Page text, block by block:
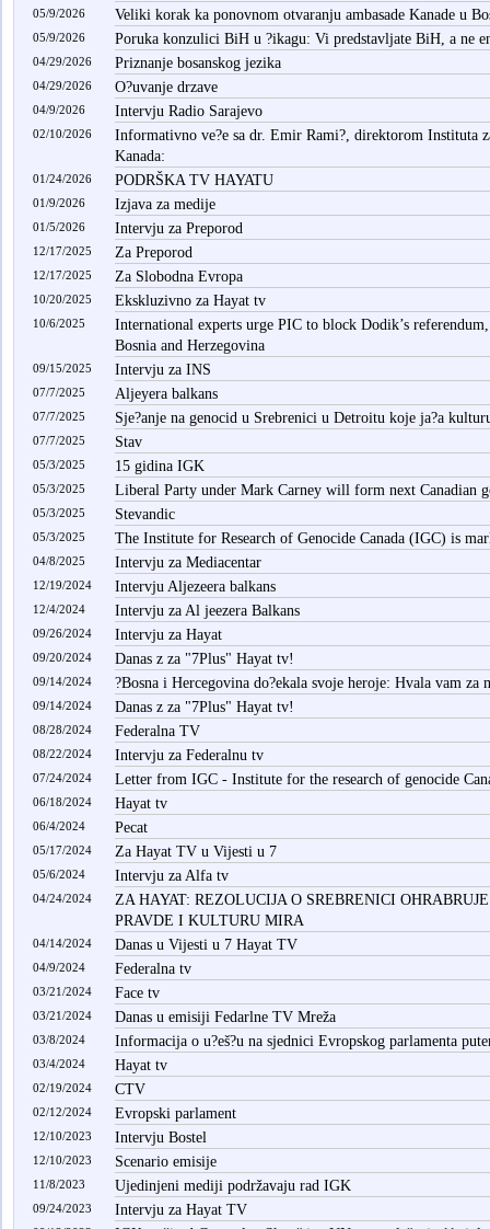
05/9/2026 Veliki korak ka ponovnom otvaranju ambasade Kanade u
05/9/2026 Poruka konzulici BiH u ?ikagu: Vi predstavljate BiH, a ne
04/29/2026 Priznanje bosanskog jezika
04/29/2026 O?uvanje drzave
04/9/2026 Intervju Radio Sarajevo
02/10/2026
Informativno ve?e sa dr. Emir Rami?, direktorom Instituta
Kanada:
01/24/2026 PODRŠKA TV HAYATU
01/9/2026 Izjava za medije
01/5/2026 Intervju za Preporod
12/17/2025 Za Preporod
12/17/2025 Za Slobodna Evropa
10/20/2025 Ekskluzivno za Hayat tv
10/6/2025
International experts urge PIC to block Dodik’s
Bosnia and Herzegovina
09/15/2025 Intervju za INS
07/7/2025 Aljeyera balkans
07/7/2025 Sje?anje na genocid u Srebrenici u Detroitu koje ja?a
07/7/2025 Stav
05/3/2025 15 gidina IGK
05/3/2025 Liberal Party under Mark Carney will form next Canadian
05/3/2025 Stevandic
05/3/2025 The Institute for Research of Genocide Canada (IGC) is
04/8/2025 Intervju za Mediacentar
12/19/2024 Intervju Aljezeera balkans
12/4/2024 Intervju za Al jeezera Balkans
09/26/2024 Intervju za Hayat
09/20/2024 Danas z za "7Plus" Hayat tv!
09/14/2024 ?Bosna i Hercegovina do?ekala svoje heroje: Hvala vam za
09/14/2024 Danas z za "7Plus" Hayat tv!
08/28/2024 Federalna TV
08/22/2024 Intervju za Federalnu tv
07/24/2024 Letter from IGC - Institute for the research of genocide
06/18/2024 Hayat tv
06/4/2024 Pecat
05/17/2024 Za Hayat TV u Vijesti u 7
05/6/2024 Intervju za Alfa tv
04/24/2024
ZA HAYAT: REZOLUCIJA O SREBRENICI
PRAVDE I KULTURU MIRA
04/14/2024 Danas u Vijesti u 7 Hayat TV
04/9/2024 Federalna tv
03/21/2024 Face tv
03/21/2024 Danas u emisiji Fedarlne TV Mreža
03/8/2024 Informacija o u?eš?u na sjednici Evropskog parlamenta
03/4/2024 Hayat tv
02/19/2024 CTV
02/12/2024 Evropski parlament
12/10/2023 Intervju Bostel
12/10/2023 Scenario emisije
11/8/2023 Ujedinjeni mediji podržavaju rad IGK
09/24/2023 Intervju za Hayat TV